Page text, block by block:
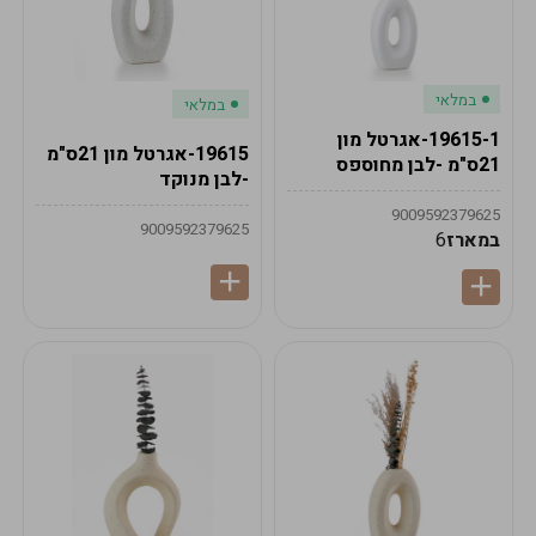
במלאי
19615-1-אגרטל מון
21ס"מ -לבן מחוספס
9009592379625
במארז6
במלאי
19615-אגרטל מון 21ס"מ
-לבן מנוקד
9009592379625